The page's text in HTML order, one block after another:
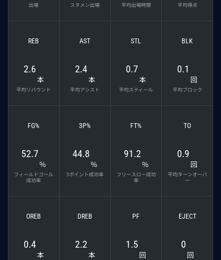
出場 スタメン出場 平均出場時間 平均得点
REB
2.6
本
平均リバウンド
AST
2.4
本
平均アシスト
STL
0.7
本
平均スティール
BLK
0.1
回
平均ブロック
FG%
52.7
%
フィールドゴール
成功率
3P%
44.8
%
3ポイント成功率
FT%
91.2
%
フリースロー成功
率
TO
0.9
回
平均ターンオーバ
ー
OREB
0.4
本
DREB
2.2
本
PF
1.5
回
EJECT
0
回